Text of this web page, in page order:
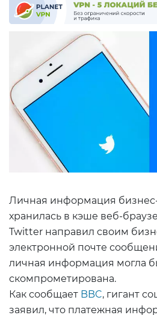
Личная информация
хранилась в кэше веб-
Twitter направил своим
электронной почте
личная информация могла
скомпрометирована.
Как сообщает BBC, гигант
заявил, что платежная